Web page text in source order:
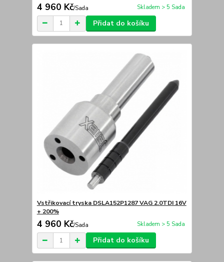
4 960 Kč/Sada Skladem > 5 Sada
Přidat do košíku
Vstřikovací tryska DSLA152P1287 VAG 2.0TDI 16V
+ 200%
4 960 Kč/Sada Skladem > 5 Sada
Přidat do košíku